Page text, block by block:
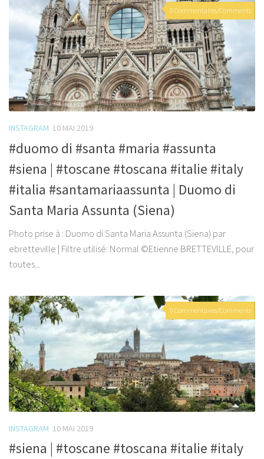
0 Commentaires/Comments
INSTAGRAM 10 MAI 2019
#duomo di #santa #maria #assunta
#siena | #toscane #toscana #italie #italy
#italia #santamariaassunta | Duomo di
Santa Maria Assunta (Siena)
Photo prise à : Duomo di Santa Maria Assunta (Siena) par
ebretteville | Filtre utilisé: Normal ©Etienne BRETTEVILLE, pour
toutes...
0 Commentaires/Comments
INSTAGRAM 10 MAI 2019
#siena | #toscane #toscana #italie #italy